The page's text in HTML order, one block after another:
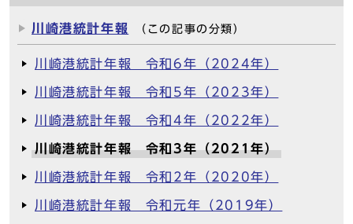
川崎港統計年報 （この記事の分類）
川崎港統計年報 令和6年（2024年）
川崎港統計年報 令和5年（2023年）
川崎港統計年報 令和4年（2022年）
川崎港統計年報 令和3年（2021年）
川崎港統計年報 令和2年（2020年）
川崎港統計年報 令和元年（2019年）